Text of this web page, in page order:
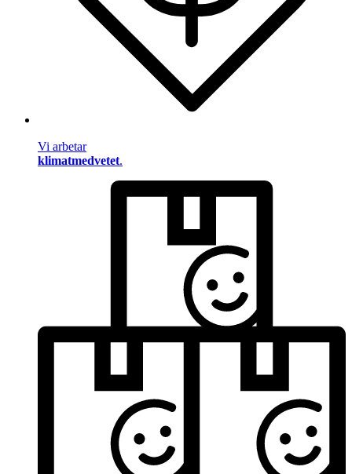
Vi arbetar
klimatmedvetet.